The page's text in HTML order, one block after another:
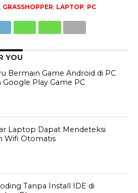
, GRASSHOPPER, LAPTOP, PC
YOU
Bermain Game Android di PC
Google Play Game PC
Laptop Dapat Mendeteksi
Wifi Otomatis
Tanpa Install IDE di